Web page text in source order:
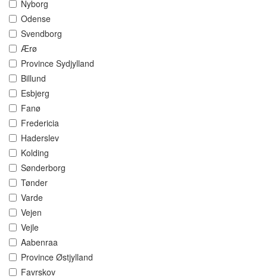
Nyborg
Odense
Svendborg
Ærø
Province Sydjylland
Billund
Esbjerg
Fanø
Fredericia
Haderslev
Kolding
Sønderborg
Tønder
Varde
Vejen
Vejle
Aabenraa
Province Østjylland
Favrskov